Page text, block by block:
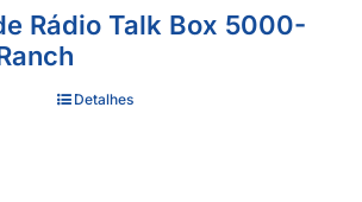
Rádio Talk Box 5000-
Detalhes